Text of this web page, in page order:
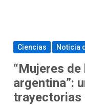
Ciencias Noticia
“Mujeres
argentina”:
trayectorias